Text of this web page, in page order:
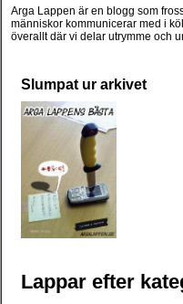
Arga Lappen är en blogg som
människor kommunicerar med i
överallt där vi delar utrymme och
Slumpat ur arkivet
Lappar efter